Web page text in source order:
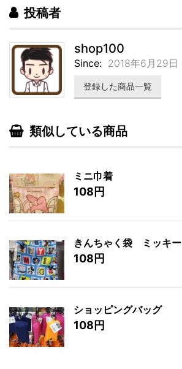
投稿者
shop100
Since: 2018年6月29日
登録した商品一覧
類似している商品
ミニ巾着
108円
きんちゃく袋 ミッキー
108円
ショッピングバッグ
108円